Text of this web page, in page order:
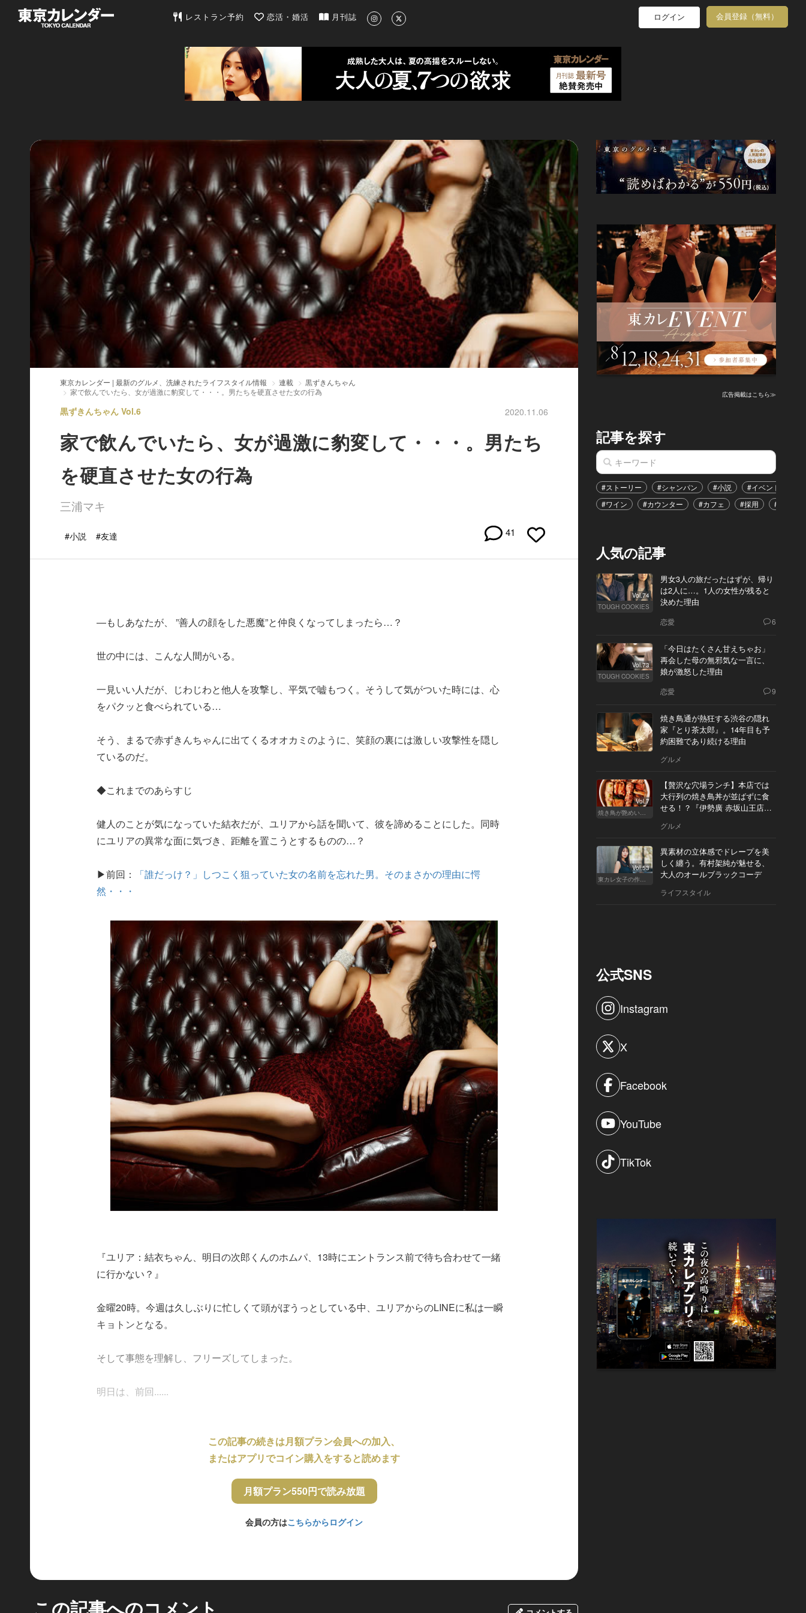
東京カレンダー | 最新のグルメ、洗練されたライフスタイル情報
レストラン予約 恋活・婚活 月刊誌 ログイン 会員登録（無料）
東京カレンダー | 最新のグルメ、洗練されたライフスタイル情報 連載
黒ずきんちゃん
家で飲んでいたら、女が過激に豹変して・・・。男たちを硬直させた女の行為
黒ずきんちゃん Vol.6 2020.11.06
家で飲んでいたら、女が過激に豹変して・・・。男たち
を硬直させた女の行為
三浦マキ
#小説 #友達 41
―もしあなたが、 ”善人の顔をした悪魔”と仲良くなってしまったら…？
世の中には、こんな人間がいる。
一見いい人だが、じわじわと他人を攻撃し、平気で嘘もつく。そうして気がついた時には、心
をパクッと食べられている…
そう、まるで赤ずきんちゃんに出てくるオオカミのように、笑顔の裏には激しい攻撃性を隠し
ているのだ。
◆これまでのあらすじ
健人のことが気になっていた結衣だが、ユリアから話を聞いて、彼を諦めることにした。同時
にユリアの異常な面に気づき、距離を置こうとするものの…？
▶前回：
「誰だっけ？」しつこく狙っていた女の名前を忘れた男。そのまさかの理由に愕
然・・・
『ユリア：結衣ちゃん、明日の次郎くんのホムパ、13時にエントランス前で待ち合わせて一緒
に行かない？』
金曜20時。今週は久しぶりに忙しくて頭がぼうっとしている中、ユリアからのLINEに私は一瞬
キョトンとなる。
そして事態を理解し、フリーズしてしまった。
明日は、前回......
この記事の続きは月額プラン会員への加入、
またはアプリでコイン購入をすると読めます
月額プラン550円で読み放題
会員の方はこちらからログイン
この記事へのコメント
広告掲載はこちら≫
記事を探す
#ストーリー #シャンパン #小説 #イベント
#ワイン
#カウンター #カフェ #採用 #恋愛
人気の記事
Vol.74
TOUGH COOKIES
男女3人の旅だったはずが、帰り
は2人に…。1人の女性が残ると
決めた理由
恋愛 6
Vol.73
TOUGH COOKIES
「今日はたくさん甘えちゃお」
再会した母の無邪気な一言に、
娘が激怒した理由
恋愛 9
焼き鳥通が熱狂する渋谷の隠れ
家『とり茶太郎』。14年目も予
約困難であり続ける理由
グルメ
Vol.7
焼き鳥が艶めいてきた
【贅沢な穴場ランチ】本店では
大行列の焼き鳥丼が並ばずに食
せる！？『伊勢廣 赤坂山王店』
グルメ
Vol.53
東カレ女子の作り方
異素材の立体感でドレープを美
しく纏う。有村架純が魅せる、
大人のオールブラックコーデ
ライフスタイル
公式SNS
Instagram
X
Facebook
YouTube
TikTok